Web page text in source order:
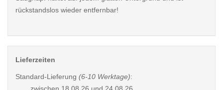
rückstandslos wieder entfernbar!
Lieferzeiten
Standard-Lieferung (6-10 Werktage):